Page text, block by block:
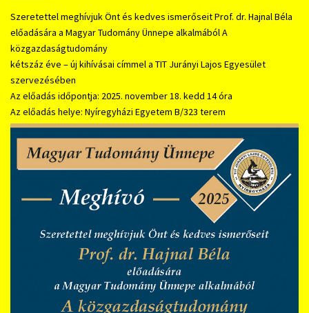
Szeretettel meghívjuk Önt és kedves ismerőseit Prof. dr. Hajnal Béla
előadására a Magyar Tudomány Ünnepe alkalmából A
közgazdaságtudomány
kétszáz éve – új kihívásai címmel a TIT Jurányi Lajos Egyesület
szervezésében
Az előadás időpontja: 2025. november 18. kedd 14 óra
Az előadás helye: Nyíregyházi Egyetem B/323 terem